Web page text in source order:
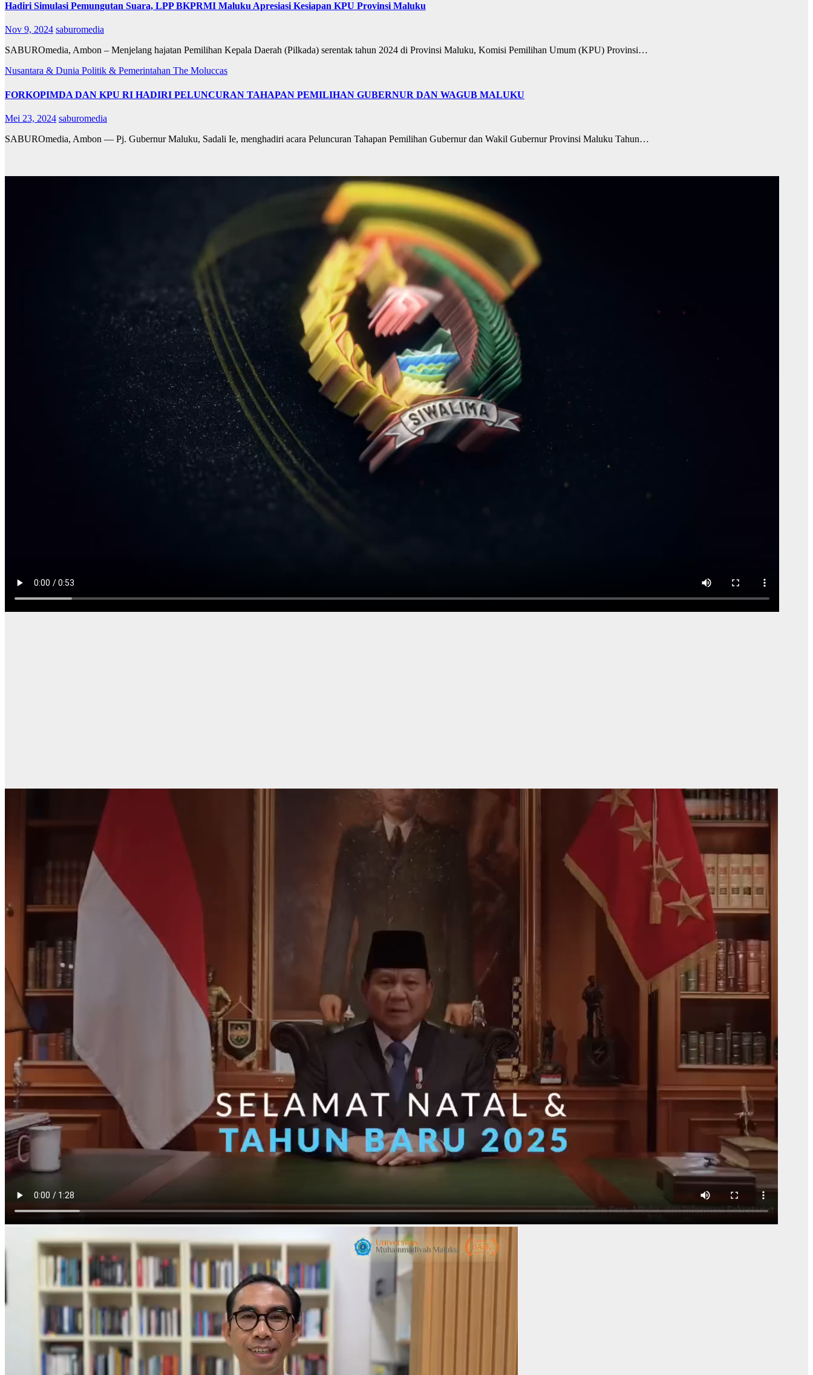
Hadiri Simulasi Pemungutan Suara, LPP BKPRMI Maluku Apresiasi Kesiapan KPU Provinsi Maluku
Nov 9, 2024 saburomedia
SABUROmedia, Ambon – Menjelang hajatan Pemilihan Kepala Daerah (Pilkada) serentak tahun 2024 di Provinsi Maluku, Komisi Pemilihan Umum (KPU) Provinsi…
Nusantara & Dunia Politik & Pemerintahan The Moluccas
FORKOPIMDA DAN KPU RI HADIRI PELUNCURAN TAHAPAN PEMILIHAN GUBERNUR DAN WAGUB MALUKU
Mei 23, 2024 saburomedia
SABUROmedia, Ambon — Pj. Gubernur Maluku, Sadali Ie, menghadiri acara Peluncuran Tahapan Pemilihan Gubernur dan Wakil Gubernur Provinsi Maluku Tahun…